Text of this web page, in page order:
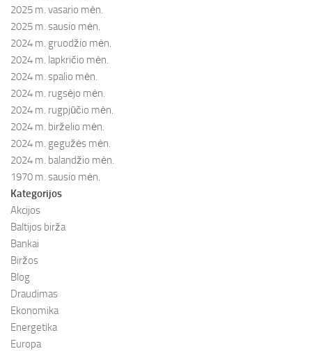
2025 m. vasario mėn.
2025 m. sausio mėn.
2024 m. gruodžio mėn.
2024 m. lapkričio mėn.
2024 m. spalio mėn.
2024 m. rugsėjo mėn.
2024 m. rugpjūčio mėn.
2024 m. birželio mėn.
2024 m. gegužės mėn.
2024 m. balandžio mėn.
1970 m. sausio mėn.
Kategorijos
Akcijos
Baltijos birža
Bankai
Biržos
Blog
Draudimas
Ekonomika
Energetika
Europa